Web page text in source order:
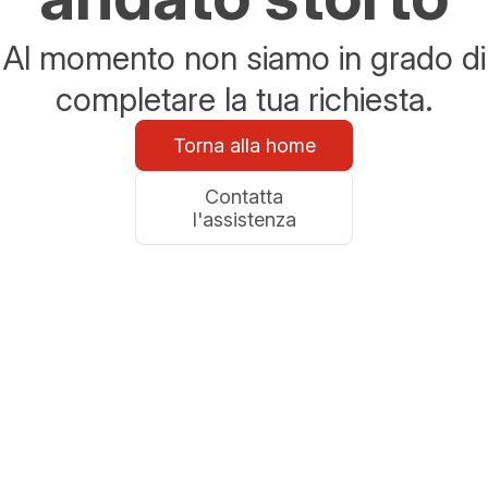
Al momento non siamo in grado di
completare la tua richiesta.
Torna alla home
Contatta
l'assistenza